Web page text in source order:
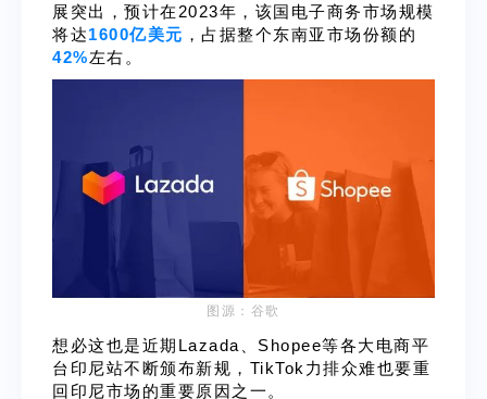
展突出，预计在2023年，该国电子商务市场规模
将达1600亿美元 ，占据整个东南亚市场份额的
42%左右。
图源： 谷歌
想必这也是近期Lazada、Shopee等各大电商平
台印尼站不断颁布新规，TikTok力排众难也要重
回印尼市场的重要原因之一。